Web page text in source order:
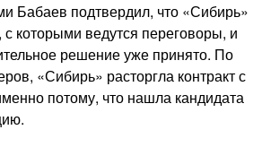
Бабаев подтвердил, что «Сибирь»
с которыми ведутся переговоры, и
решение уже принято. По
«Сибирь» расторгла контракт с
потому, что нашла кандидата